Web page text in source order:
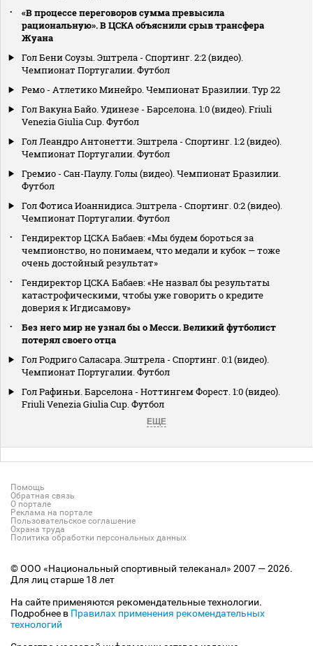
«В процессе переговоров сумма превысила
рациональную». В ЦСКА объяснили срыв трансфера
Жуана
Гол Бени Соузы. Эштрела - Спортинг. 2:2 (видео).
Чемпионат Португалии. Футбол
Ремо - Атлетико Минейро. Чемпионат Бразилии. Тур 22
Гол Вакуна Байо. Удинезе - Барселона. 1:0 (видео). Friuli
Venezia Giulia Cup. Футбол
Гол Леандро Антонетти. Эштрела - Спортинг. 1:2 (видео).
Чемпионат Португалии. Футбол
Гремио - Сан-Паулу. Голы (видео). Чемпионат Бразилии.
Футбол
Гол Фотиса Иоаннидиса. Эштрела - Спортинг. 0:2 (видео).
Чемпионат Португалии. Футбол
Гендиректор ЦСКА Бабаев: «Мы будем бороться за
чемпионство, но понимаем, что медали и кубок — тоже
очень достойный результат»
Гендиректор ЦСКА Бабаев: «Не назвал бы результаты
катастрофическими, чтобы уже говорить о кредите
доверия к Игдисамову»
Без него мир не узнал бы о Месси. Великий футболист
потерял своего отца
Гол Родриго Саласара. Эштрела - Спортинг. 0:1 (видео).
Чемпионат Португалии. Футбол
Гол Рафиньи. Барселона - Ноттингем Форест. 1:0 (видео).
Friuli Venezia Giulia Cup. Футбол
ЕЩЕ
Помощь
Обратная связь
О портале
Реклама на портале
Пользовательское соглашение
Охрана труда
Политика обработки персональных данных
© ООО «Национальный спортивный телеканал» 2007 — 2026.
Для лиц старше 18 лет
На сайте применяются рекомендательные технологии.
Подробнее в Правилах применения рекомендательных
технологий